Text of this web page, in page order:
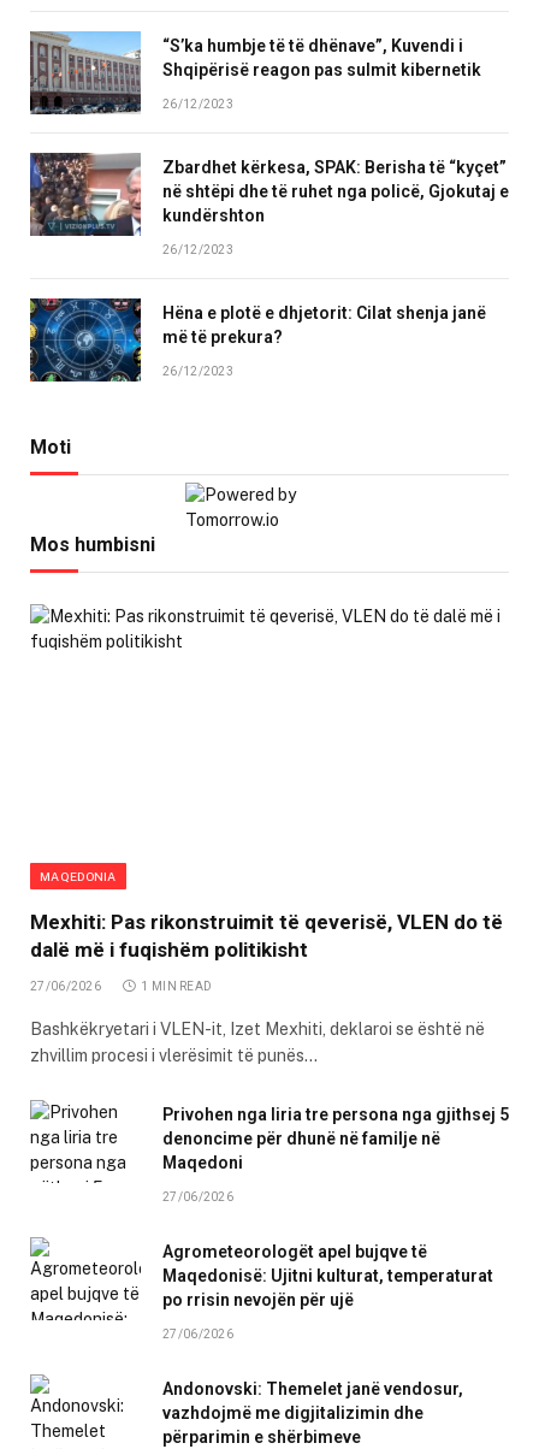
“S’ka humbje të të dhënave”, Kuvendi i
Shqipërisë reagon pas sulmit kibernetik
26/12/2023
Zbardhet kërkesa, SPAK: Berisha të “kyçet”
në shtëpi dhe të ruhet nga policë, Gjokutaj e
kundërshton
26/12/2023
Hëna e plotë e dhjetorit: Cilat shenja janë
më të prekura?
26/12/2023
Moti
Mos humbisni
MAQEDONIA
Mexhiti: Pas rikonstruimit të qeverisë, VLEN do të
dalë më i fuqishëm politikisht
27/06/2026 1 MIN READ
Bashkëkryetari i VLEN-it, Izet Mexhiti, deklaroi se është në
zhvillim procesi i vlerësimit të punës…
Privohen nga liria tre persona nga gjithsej 5
denoncime për dhunë në familje në
Maqedoni
27/06/2026
Agrometeorologët apel bujqve të
Maqedonisë: Ujitni kulturat, temperaturat
po rrisin nevojën për ujë
27/06/2026
Andonovski: Themelet janë vendosur,
vazhdojmë me digjitalizimin dhe
përparimin e shërbimeve